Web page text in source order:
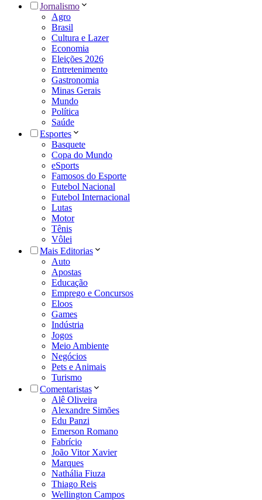
Jornalismo
Agro
Brasil
Cultura e Lazer
Economia
Eleições 2026
Entretenimento
Gastronomia
Minas Gerais
Mundo
Política
Saúde
Esportes
Basquete
Copa do Mundo
eSports
Famosos do Esporte
Futebol Nacional
Futebol Internacional
Lutas
Motor
Tênis
Vôlei
Mais Editorias
Auto
Apostas
Educação
Emprego e Concursos
Eloos
Games
Indústria
Jogos
Meio Ambiente
Negócios
Pets e Animais
Turismo
Comentaristas
Alê Oliveira
Alexandre Simões
Edu Panzi
Emerson Romano
Fabrício
João Vitor Xavier
Marques
Nathália Fiuza
Thiago Reis
Wellington Campos